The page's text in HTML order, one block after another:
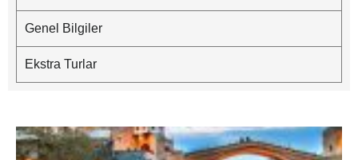
Genel Bilgiler
Ekstra Turlar